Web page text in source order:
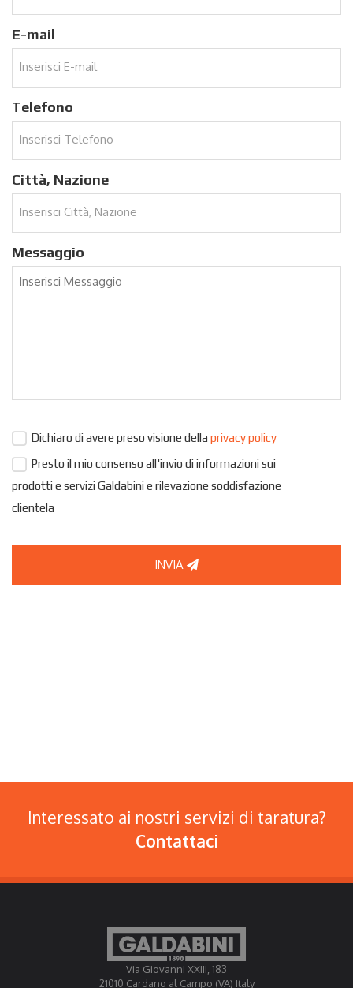
E-mail
Telefono
Città, Nazione
Messaggio
Dichiaro di avere preso visione della privacy policy
Presto il mio consenso all'invio di informazioni sui
prodotti e servizi Galdabini e rilevazione soddisfazione
clientela
INVIA
Interessato ai nostri servizi di taratura?
Contattaci
Via Giovanni XXIII, 183
21010 Cardano al Campo (VA) Italy